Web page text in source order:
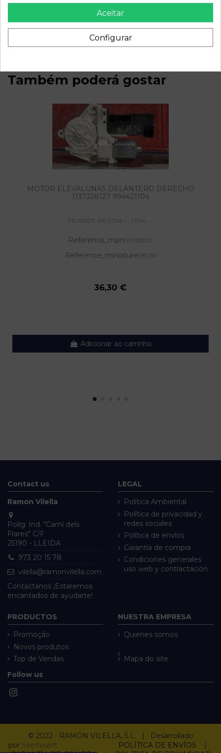
Recambio de centralita bsc para peugeot 407 | 0.04 - ... |
9656148080
Também poderá gostar
MOTOR ELEVALUNAS DELANTERO DERECHO
1137328127 994421104
PEUGEOT 407 | 0.04 - ... | 0.04 - ...
Reference_mpn1137328127
Reference_miniature781259
36,30 €
Adicionar ao carrinho
Contact us
Ramon Vilella
Políg. Ind. "Camí dels
Frares" C/F
25190 - LLEIDA
973 20 15 78
vilella@ramonvilella.com
Contáctanos ¡Estaremos
encantados de ayudarte!
LEGAL
Política Ambiental
Política de privacidad y
redes sociales
Política de envíos
Garantía de compra
Condiciones generales
uso web y contractación
PRODUCTOS
Promoção
Novos produtos
Top de Vendas
NUESTRA EMPRESA
Quienes somos
Mapa do site
Follow us
© 2022 - RAMÓN VILELLA, S.L. | Desarrollado
por Seintosoft POLÍTICA DE ENVÍOS
|
Aceitar
Configurar